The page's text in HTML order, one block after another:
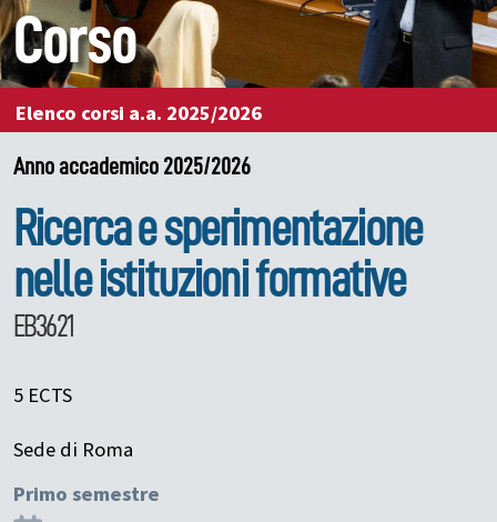
Corso
Elenco corsi a.a. 2025/2026
Anno accademico 2025/2026
Ricerca e sperimentazione
nelle istituzioni formative
EB3621
5 ECTS
Sede di Roma
Primo semestre